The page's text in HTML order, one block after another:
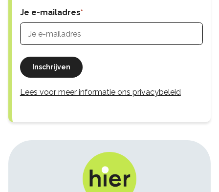
Je e-mailadres
Inschrijven
Lees voor meer informatie ons privacybeleid